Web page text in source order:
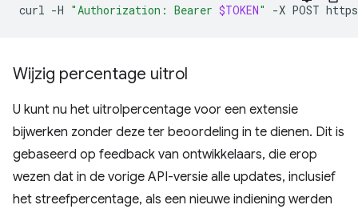
curl -H "Authorization: Bearer $TOKEN" -X POST
Wijzig percentage uitrol
U kunt nu het uitrolpercentage voor een extensie
bijwerken zonder deze ter beoordeling in te dienen. Dit is
gebaseerd op feedback van ontwikkelaars, die erop
wezen dat in de vorige API-versie alle updates, inclusief
het streefpercentage, als een nieuwe indiening werden